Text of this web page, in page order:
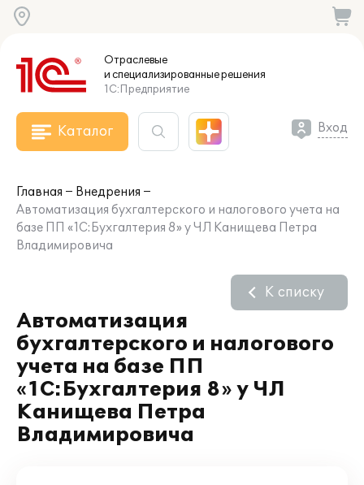
Отраслевые
и специализированныерешения
1С:Предприятие
Каталог Вход
Главная
Внедрения
Автоматизация бухгалтерского и налогового учета на
базе ПП «1С:Бухгалтерия 8» у ЧЛ Канищева Петра
Владимировича
Автоматизация
бухгалтерского и налогового
учета на базе ПП
«1С:Бухгалтерия 8» у ЧЛ
Канищева Петра
Владимировича
К списку